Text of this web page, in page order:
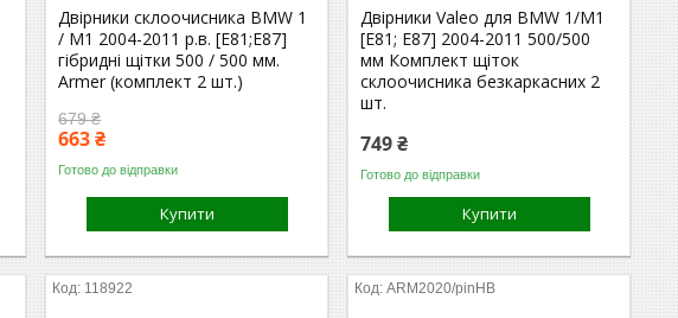
Двірники склоочисника BMW 1
/ M1 2004-2011 р.в. [E81;E87]
гібридні щітки 500 / 500 мм.
Armer (комплект 2 шт.)
679 ₴
663 ₴
Готово до відправки
Купити
Двірники Valeo для BMW 1/M1
[E81; E87] 2004-2011 500/500
мм Комплект щіток
склоочисника безкаркасних 2
шт.
749 ₴
Готово до відправки
Купити
118922 ARM2020/pinHB